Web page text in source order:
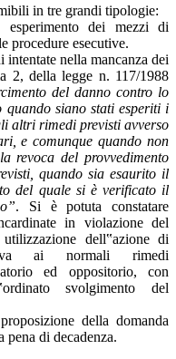
in tre grandi tipologie:
esperimento dei mezzi di
procedure esecutive.
intentate nella mancanza dei
2, della legge n. 117/1988
del danno contro lo
quando siano stati esperiti i
altri rimedi previsti avverso
e comunque quando non
revoca del provvedimento
quando sia esaurito il
del quale si è verificato il
. Si è potuta constatare
in violazione del
dell‟azione di
ai normali rimedi
ed oppositorio, con
svolgimento del
della domanda
di decadenza.